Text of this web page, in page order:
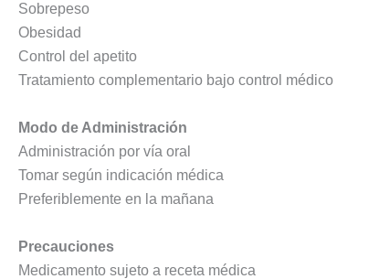
Sobrepeso
Obesidad
Control del apetito
Tratamiento complementario bajo control médico
Modo de Administración
Administración por vía oral
Tomar según indicación médica
Preferiblemente en la mañana
Precauciones
Medicamento sujeto a receta médica